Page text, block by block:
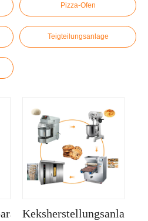
Pizza-Ofen
Teigteilungsanlage
Gärkammer
Keksherstellungsanlage